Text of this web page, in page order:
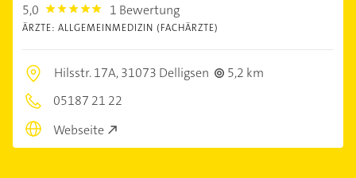
5,0 5.0 1 Bewertung
ÄRZTE: ALLGEMEINMEDIZIN (FACHÄRZTE)
Hilsstr. 17A,31073 Delligsen
5,2 km
05187 21 22
Webseite